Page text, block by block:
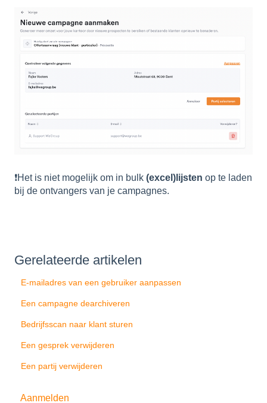
❗Het is niet mogelijk om in bulk (excel)lijsten op te laden
bij de ontvangers van je campagnes.
Gerelateerde artikelen
E-mailadres van een gebruiker aanpassen
Een campagne dearchiveren
Bedrijfsscan naar klant sturen
Een gesprek verwijderen
Een partij verwijderen
Aanmelden